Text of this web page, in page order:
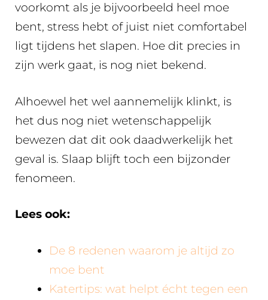
voorkomt als je bijvoorbeeld heel moe
bent, stress hebt of juist niet comfortabel
ligt tijdens het slapen. Hoe dit precies in
zijn werk gaat, is nog niet bekend.
Alhoewel het wel aannemelijk klinkt, is
het dus nog niet wetenschappelijk
bewezen dat dit ook daadwerkelijk het
geval is. Slaap blijft toch een bijzonder
fenomeen.
Lees ook:
De 8 redenen waarom je altijd zo
moe bent
Katertips: wat helpt écht tegen een